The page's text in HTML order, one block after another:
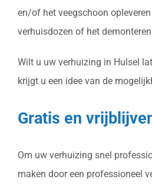
en/of het veegschoon
verhuisdozen of het
Wilt u uw verhuizing in Hulsel
krijgt u een idee van de
Gratis en
Om uw verhuizing snel
maken door een professioneel